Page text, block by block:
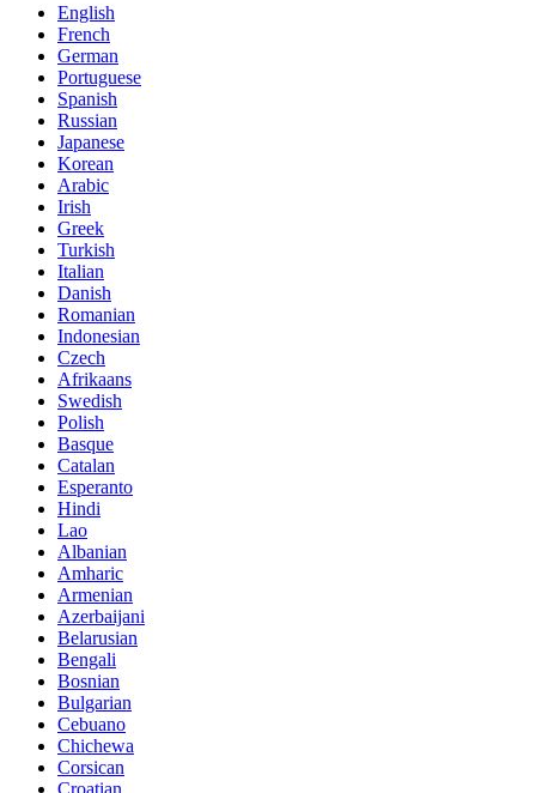
English
French
German
Portuguese
Spanish
Russian
Japanese
Korean
Arabic
Irish
Greek
Turkish
Italian
Danish
Romanian
Indonesian
Czech
Afrikaans
Swedish
Polish
Basque
Catalan
Esperanto
Hindi
Lao
Albanian
Amharic
Armenian
Azerbaijani
Belarusian
Bengali
Bosnian
Bulgarian
Cebuano
Chichewa
Corsican
Croatian